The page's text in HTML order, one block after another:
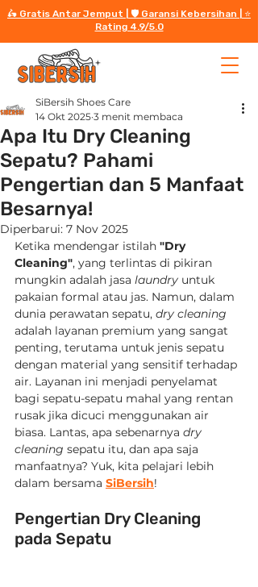
🛵 Gratis Antar Jemput | 🛡️ Garansi Kebersihan | ⭐️
Rating 4.9/5.0
Apa Itu Dry Cleaning
Sepatu? Pahami
Pengertian dan 5 Manfaat
Besarnya!
SiBersih Shoes Care
14 Okt 2025 3 menit membaca
Diperbarui: 7 Nov 2025
Ketika mendengar istilah "Dry
Cleaning", yang terlintas di pikiran
mungkin adalah jasa laundry untuk
pakaian formal atau jas. Namun, dalam
dunia perawatan sepatu, dry cleaning
adalah layanan premium yang sangat
penting, terutama untuk jenis sepatu
dengan material yang sensitif terhadap
air. Layanan ini menjadi penyelamat
bagi sepatu-sepatu mahal yang rentan
rusak jika dicuci menggunakan air
biasa. Lantas, apa sebenarnya dry
cleaning sepatu itu, dan apa saja
manfaatnya? Yuk, kita pelajari lebih
dalam bersama SiBersih!
Pengertian Dry Cleaning
pada Sepatu